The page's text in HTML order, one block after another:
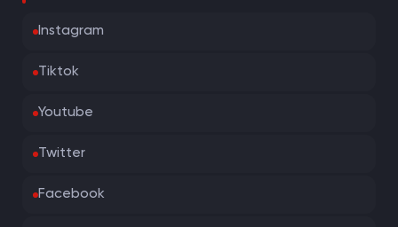
Instagram
Tiktok
Youtube
Twitter
Facebook